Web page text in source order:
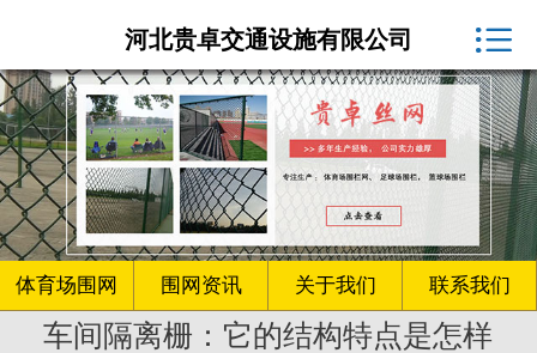
体育场围网厂家
球场围网
客户案例
围网资讯
生产车间
关于我们
河北贵卓交通设施有限公司 
体育场围网 围网资讯 关于我们 联系我们
车间隔离栅：它的结构特点是怎样